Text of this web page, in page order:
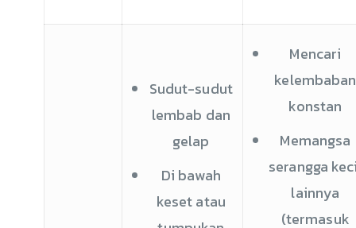
Sudut-sudut
lembab dan
gelap
Di bawah
keset atau
Mencari
kelembaban
konstan
Memangsa
serangga
lainnya
(termasuk